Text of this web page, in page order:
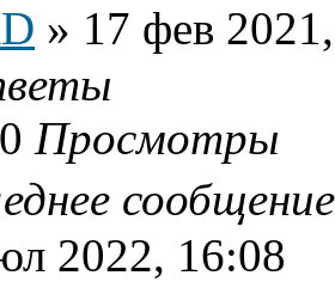
» 17 фев
Просмотры
2022, 16:08